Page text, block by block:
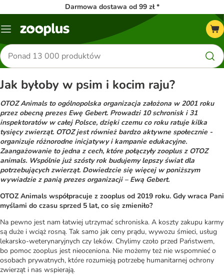
Darmowa dostawa od 99 zł *
Menu
Szukaj
produktów
Jak byłoby w psim i kocim raju?
OTOZ Animals to ogólnopolska organizacja założona w 2001 roku
przez obecną prezes Ewę Gebert. Prowadzi 10 schronisk i 31
inspektoratów w całej Polsce, dzięki czemu co roku ratuje kilka
tysięcy zwierząt. OTOZ jest również bardzo aktywne społecznie -
organizuje różnorodne inicjatywy i kampanie edukacyjne.
Zaangażowanie to jedna z cech, które połączyły zooplus z OTOZ
animals. Wspólnie już szósty rok budujemy lepszy świat dla
potrzebujących zwierząt. Dowiedzcie się więcej w poniższym
wywiadzie z panią prezes organizacji – Ewą Gebert.
OTOZ Animals współpracuje z zooplus od 2019 roku. Gdy wraca Pani
myślami do czasu sprzed 5 lat, co się zmieniło?
Na pewno jest nam łatwiej utrzymać schroniska. A koszty zakupu karmy
są duże i wciąż rosną. Tak samo jak ceny prądu, wywozu śmieci, usług
lekarsko-weterynaryjnych czy leków. Chylimy czoło przed Państwem,
bo pomoc zooplus jest nieoceniona. Nie możemy też nie wspomnieć o
osobach prywatnych, które rozumieją potrzebę humanitarnej ochrony
zwierząt i nas wspierają.